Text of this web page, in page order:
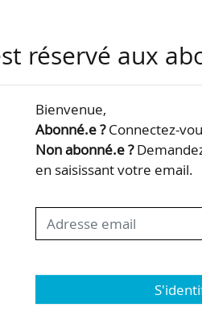
présenté devant un jury
acteurs scientifiques français,
et de la Recherche et
d’Etat à l’Enseignement…
réservé aux
Bienvenue,
Abonné.e ?Connectez-
Non abonné.e ?
en saisissant votre email.